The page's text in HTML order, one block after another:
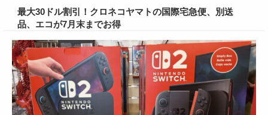
最大30ドル割引！クロネコヤマトの国際宅急便、別送
品、エコが7月末までお得